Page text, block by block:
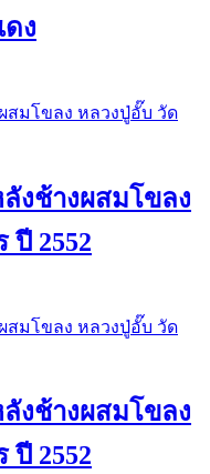
ง
งช้างผสมโขลง
ปี 2552
งช้างผสมโขลง
ปี 2552